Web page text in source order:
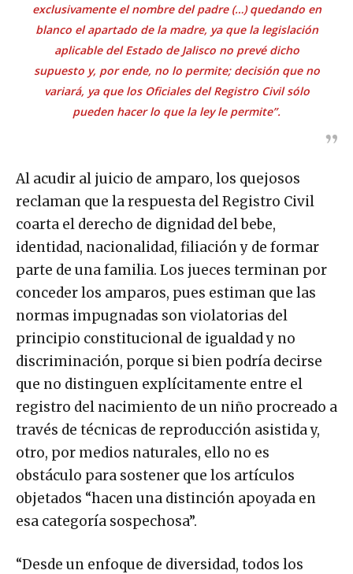
exclusivamente el nombre del padre (…) quedando en
blanco el apartado de la madre, ya que la legislación
aplicable del Estado de Jalisco no prevé dicho
supuesto y, por ende, no lo permite; decisión que no
variará, ya que los Oficiales del Registro Civil sólo
pueden hacer lo que la ley le permite”.
Al acudir al juicio de amparo, los quejosos
reclaman que la respuesta del Registro Civil
coarta el derecho de dignidad del bebe,
identidad, nacionalidad, filiación y de formar
parte de una familia. Los jueces terminan por
conceder los amparos, pues estiman que las
normas impugnadas son violatorias del
principio constitucional de igualdad y no
discriminación, porque si bien podría decirse
que no distinguen explícitamente entre el
registro del nacimiento de un niño procreado a
través de técnicas de reproducción asistida y,
otro, por medios naturales, ello no es
obstáculo para sostener que los artículos
objetados “hacen una distinción apoyada en
esa categoría sospechosa”.
“Desde un enfoque de diversidad, todos los